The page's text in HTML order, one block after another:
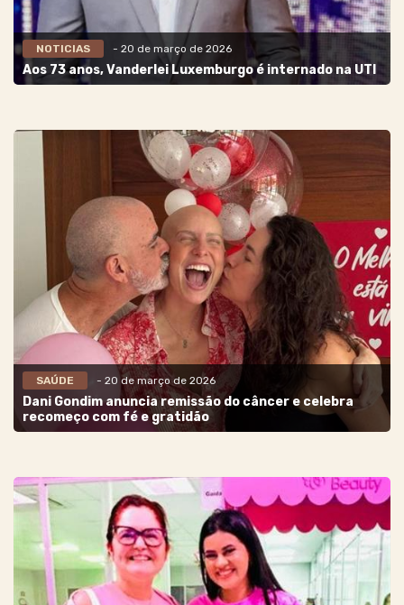
NOTICIAS - 20 de março de 2026
Aos 73 anos, Vanderlei Luxemburgo é internado na UTI
SAÚDE - 20 de março de 2026
Dani Gondim anuncia remissão do câncer e celebra
recomeço com fé e gratidão